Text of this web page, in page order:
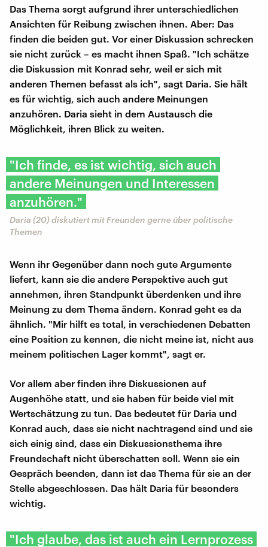
Das Thema sorgt aufgrund ihrer unterschiedlichen
Ansichten für Reibung zwischen ihnen. Aber: Das
finden die beiden gut. Vor einer Diskussion schrecken
sie nicht zurück – es macht ihnen Spaß. "Ich schätze
die Diskussion mit Konrad sehr, weil er sich mit
anderen Themen befasst als ich", sagt Daria. Sie hält
es für wichtig, sich auch andere Meinungen
anzuhören. Daria sieht in dem Austausch die
Möglichkeit, ihren Blick zu weiten.
"Ich finde, es ist wichtig, sich auch
andere Meinungen und Interessen
anzuhören."
Daria (20) diskutiert mit Freunden gerne über politische
Themen
Wenn ihr Gegenüber dann noch gute Argumente
liefert, kann sie die andere Perspektive auch gut
annehmen, ihren Standpunkt überdenken und ihre
Meinung zu dem Thema ändern. Konrad geht es da
ähnlich. "Mir hilft es total, in verschiedenen Debatten
eine Position zu kennen, die nicht meine ist, nicht aus
meinem politischen Lager kommt", sagt er.
Vor allem aber finden ihre Diskussionen auf
Augenhöhe statt, und sie haben für beide viel mit
Wertschätzung zu tun. Das bedeutet für Daria und
Konrad auch, dass sie nicht nachtragend sind und sie
sich einig sind, dass ein Diskussionsthema ihre
Freundschaft nicht überschatten soll. Wenn sie ein
Gespräch beenden, dann ist das Thema für sie an der
Stelle abgeschlossen. Das hält Daria für besonders
wichtig.
"Ich glaube, das ist auch ein Lernprozess